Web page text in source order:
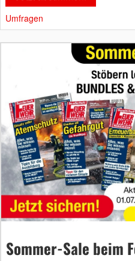
Umfragen
Sommer-Sale beim